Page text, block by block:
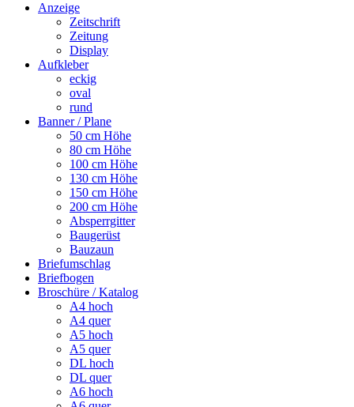
Anzeige
Zeitschrift
Zeitung
Display
Aufkleber
eckig
oval
rund
Banner / Plane
50 cm Höhe
80 cm Höhe
100 cm Höhe
130 cm Höhe
150 cm Höhe
200 cm Höhe
Absperrgitter
Baugerüst
Bauzaun
Briefumschlag
Briefbogen
Broschüre / Katalog
A4 hoch
A4 quer
A5 hoch
A5 quer
DL hoch
DL quer
A6 hoch